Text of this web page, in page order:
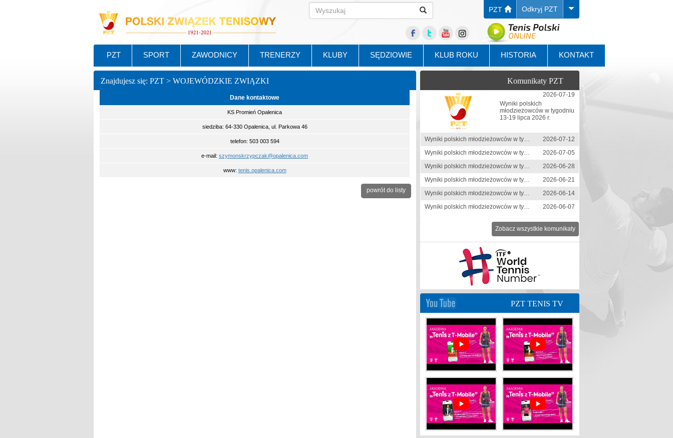
PZT Odkryj PZT
PZT SPORT ZAWODNICY TRENERZY KLUBY SĘDZIOWIE KLUB ROKU HISTORIA KONTAKT
Znajdujesz się: PZT > WOJEWÓDZKIE ZWIĄZKI
Dane kontaktowe
KS Promień Opalenica
siedziba: 64-330 Opalenica, ul. Parkowa 46
telefon: 503 003 594
e-mail: szymonskrzypczak@opalenica.com
www: tenis.opalenica.com
powrót do listy
Komunikaty PZT
2026-07-19
Wyniki polskich
młodzieżowców w tygodniu
13-19 lipca 2026 r.
Wyniki polskich młodzieżowców w tygodniu 6-12 lipca 2026 r.
2026-07-12
Wyniki polskich młodzieżowców w tygodniu 29 czerwca-5 lipca 2026 r.
2026-07-05
Wyniki polskich młodzieżowców w tygodniu 22-28 czerwca 2026 r.
2026-06-28
Wyniki polskich młodzieżowców w tygodniu 15-21 czerwca 2026 r.
2026-06-21
Wyniki polskich młodzieżowców w tygodniu 8-14 czerwca 2026 r.
2026-06-14
Wyniki polskich młodzieżowców w tygodniu 1-7 czerwca 2026 r.
2026-06-07
Zobacz wszystkie komunikaty
PZT TENIS TV